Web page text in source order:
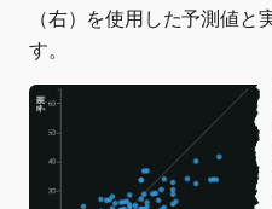
（右）を使用した予測値と
す。